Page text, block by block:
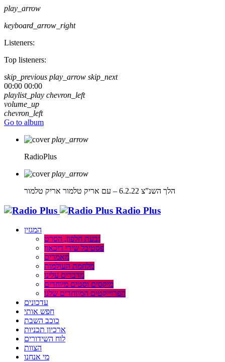
play_arrow
keyboard_arrow_right
Listeners:
Top listeners:
skip_previous play_arrow skip_next
00:00 00:00
playlist_play chevron_left
volume_up
chevron_left
Go to album
play_arrow
RadioPlus
play_arrow
הלך השנ”צ 6.2.22 – עם אריק טלמור
אריק טלמור
Radio Plus
המגזין
גבעת חלפון, הסרט
פסטיבל שירי דיכאון
מאמרים
מלחמת העולמות
מדברים עלינו
מיקסים וסטים מיוחדים
הפרוייקטים המיוחדים שלנו
עדכונים
חפש אותי
כוכב השבת
ארכיון תכניות
לוח השידורים
הצוות
מי אנחנו